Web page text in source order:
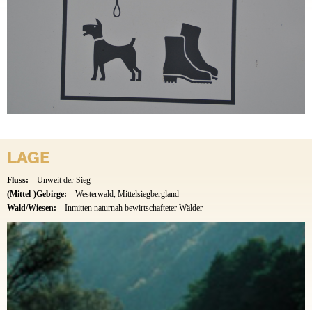
LAGE
Fluss:
Unweit der Sieg
(Mittel-)Gebirge:
Westerwald, Mittelsiegbergland
Wald/Wiesen:
Inmitten naturnah bewirtschafteter Wälder